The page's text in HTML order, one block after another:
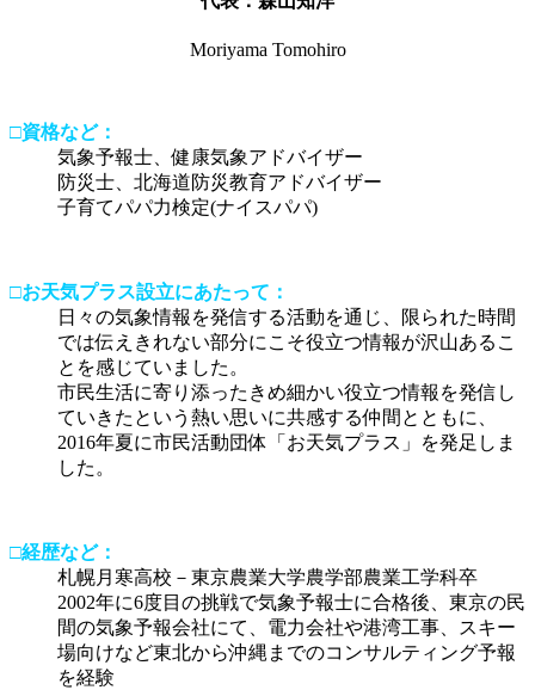
Moriyama Tomohiro
□資格など：
気象予報士、健康気象アドバイザー
防災士、北海道防災教育アドバイザー
子育てパパ力検定(ナイスパパ)
□お天気プラス設立にあたって：
日々の気象情報を発信する活動を通じ、限られた時間
では伝えきれない部分にこそ役立つ情報が沢山あるこ
とを感じていました。
市民生活に寄り添ったきめ細かい役立つ情報を発信し
ていきたという熱い思いに共感する仲間とともに、
2016年夏に市民活動団体「お天気プラス」を発足しま
した。
□経歴など：
札幌月寒高校－東京農業大学農学部農業工学科卒
2002年に6度目の挑戦で気象予報士に合格後、東京の民
間の気象予報会社にて、電力会社や港湾工事、スキー
場向けなど東北から沖縄までのコンサルティング予報
を経験